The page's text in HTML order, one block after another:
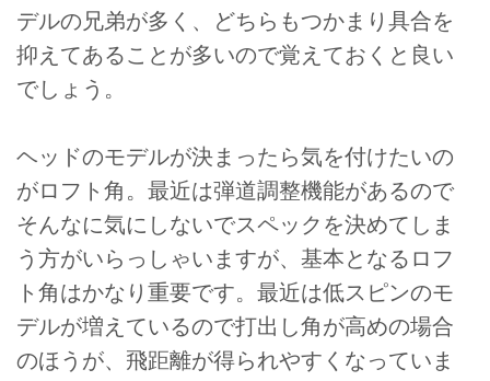
デルの兄弟が多く、どちらもつかまり具合を
抑えてあることが多いので覚えておくと良い
でしょう。
ヘッドのモデルが決まったら気を付けたいの
がロフト角。最近は弾道調整機能があるので
そんなに気にしないでスペックを決めてしま
う方がいらっしゃいますが、基本となるロフ
ト角はかなり重要です。最近は低スピンのモ
デルが増えているので打出し角が高めの場合
のほうが、飛距離が得られやすくなっていま